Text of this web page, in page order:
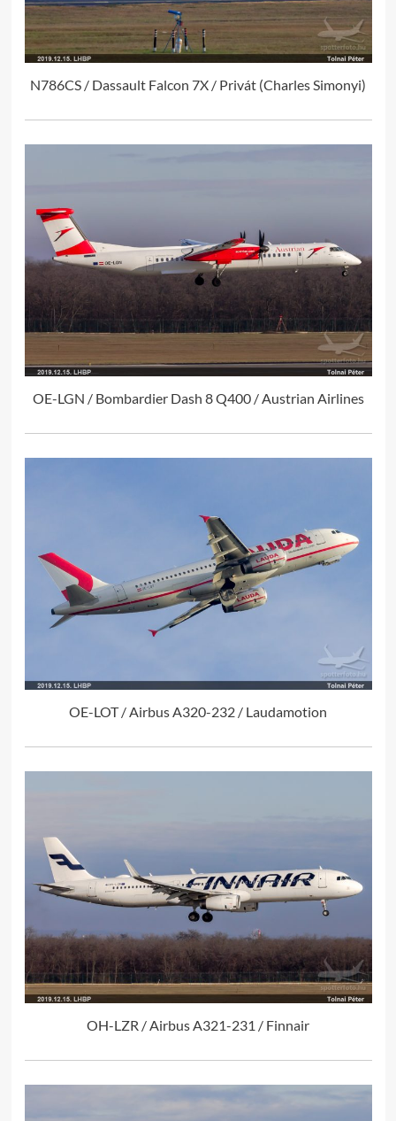
N786CS / Dassault Falcon 7X / Privát (Charles Simonyi)
OE-LGN / Bombardier Dash 8 Q400 / Austrian Airlines
OE-LOT / Airbus A320-232 / Laudamotion
OH-LZR / Airbus A321-231 / Finnair